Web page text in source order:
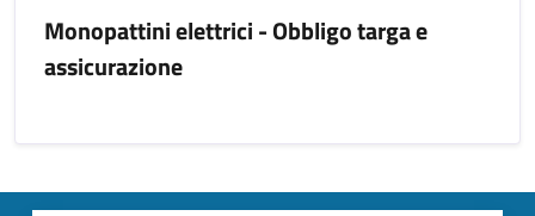
Monopattini elettrici - Obbligo targa e
assicurazione